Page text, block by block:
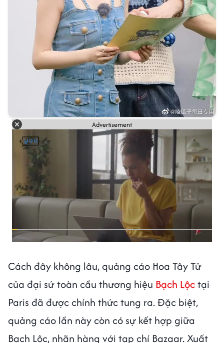
Advertisement
Cách đây không lâu, quảng cáo Hoa Tây Tử
của đại sứ toàn cầu thương hiệu Bạch Lộctại
Paris đã được chính thức tung ra. Đặc biệt,
quảng cáo lần này còn có sự kết hợp giữa
Bạch Lộc, nhãn hàng với tạp chí Bazaar. Xuất